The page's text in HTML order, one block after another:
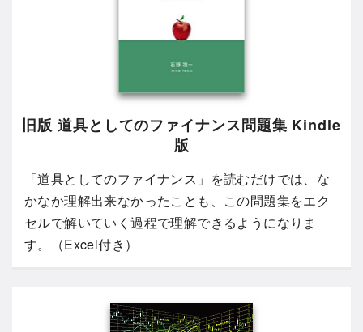
旧版 道具としてのファイナンス問題集 Kindle
版
「道具としてのファイナンス」を読むだけでは、な
かなか理解出来なかったことも、この問題集をエク
セルで解いていく過程で理解できるようになりま
す。（Excel付き）